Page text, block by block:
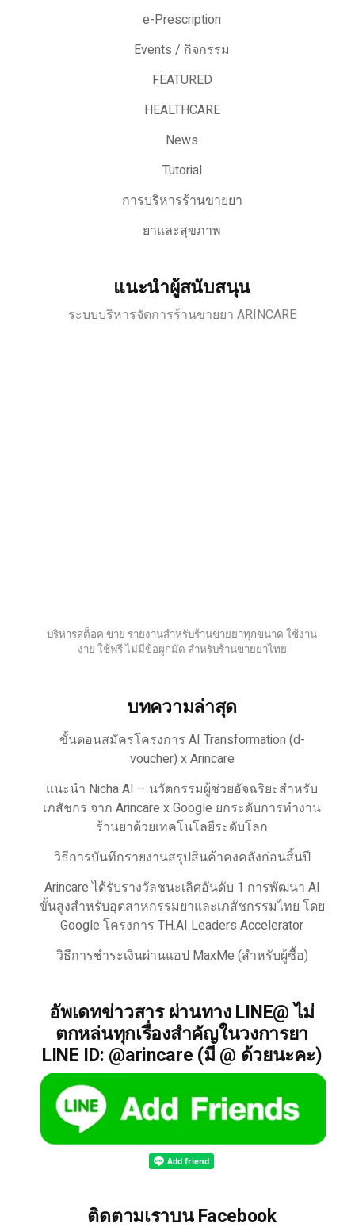
e-Prescription
Events / กิจกรรม
FEATURED
HEALTHCARE
News
Tutorial
การบริหารร้านขายยา
ยาและสุขภาพ
แนะนำผู้สนับสนุน
ระบบบริหารจัดการร้านขายยา ARINCARE
บริหารสต็อค ขาย รายงานสำหรับร้านขายยาทุกขนาด ใช้งาน
ง่าย ใช้ฟรี ไม่มีข้อผูกมัด สำหรับร้านขายยาไทย
บทความล่าสุด
ขั้นตอนสมัครโครงการ AI Transformation (d-
voucher) x Arincare
แนะนำ Nicha AI – นวัตกรรมผู้ช่วยอัจฉริยะสำหรับ
เภสัชกร จาก Arincare x Google ยกระดับการทำงาน
ร้านยาด้วยเทคโนโลยีระดับโลก
วิธีการบันทึกรายงานสรุปสินค้าคงคลังก่อนสิ้นปี
Arincare ได้รับรางวัลชนะเลิศอันดับ 1 การพัฒนา AI
ขั้นสูงสำหรับอุตสาหกรรมยาและเภสัชกรรมไทย โดย
Google โครงการ TH.AI Leaders Accelerator
วิธีการชำระเงินผ่านแอป MaxMe (สำหรับผู้ซื้อ)
อัพเดทข่าวสาร ผ่านทาง LINE@ ไม่
ตกหล่นทุกเรื่องสำคัญในวงการยา
LINE ID: @arincare (มี @ ด้วยนะคะ)
ติดตามเราบน Facebook